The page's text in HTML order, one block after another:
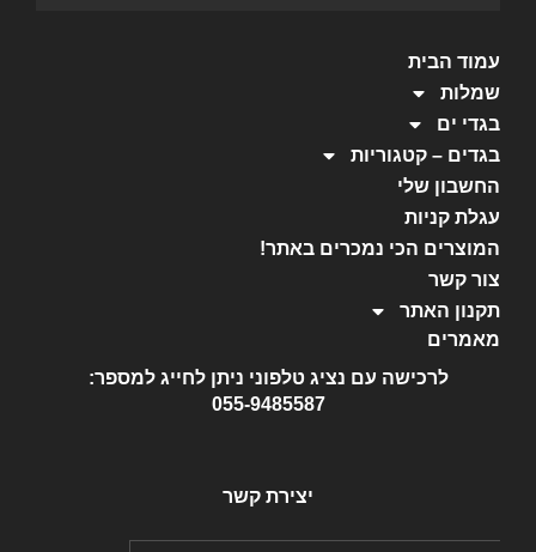
עמוד הבית
שמלות
בגדי ים
בגדים – קטגוריות
החשבון שלי
עגלת קניות
המוצרים הכי נמכרים באתר!
צור קשר
תקנון האתר
מאמרים
לרכישה עם נציג טלפוני ניתן לחייג למספר:
055-9485587
יצירת קשר